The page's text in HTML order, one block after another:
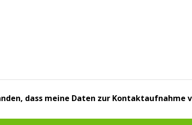
dass meine Daten zur Kontaktaufnahme